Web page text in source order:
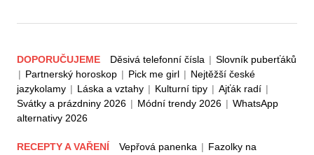
DOPORUČUJEME Děsivá telefonní čísla | Slovník puberťáků
| Partnerský horoskop | Pick me girl | Nejtěžší české
jazykolamy | Láska a vztahy | Kulturní tipy | Ajťák radí |
Svátky a prázdniny 2026 | Módní trendy 2026 | WhatsApp
alternativy 2026
RECEPTY A VAŘENÍ Vepřová panenka | Fazolky na